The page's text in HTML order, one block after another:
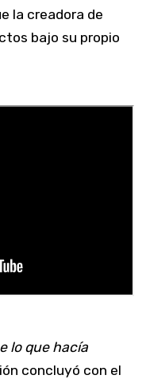
la creadora de
bajo su propio
lo que hacía
concluyó con el